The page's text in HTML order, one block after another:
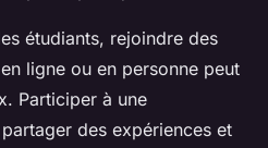
étudiants, rejoindre des
en ligne ou en personne peut
Participer à une
des expériences et